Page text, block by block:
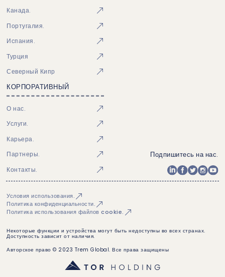
Канада.
Португалия.
Испания.
Турция
Северный Кипр
КОРПОРАТИВНЫЙ
О нас.
Услуги.
Карьера.
Партнеры.
Контакты.
Подпишитесь на нас.
Условия использования.
Политика конфиденциальности.
Политика использования файлов cookie.
Некоторые функции и устройства могут быть недоступны во всех странах.
Доступность зависит от наличия.
Авторское право © 2023 Trem Global. Все права защищены